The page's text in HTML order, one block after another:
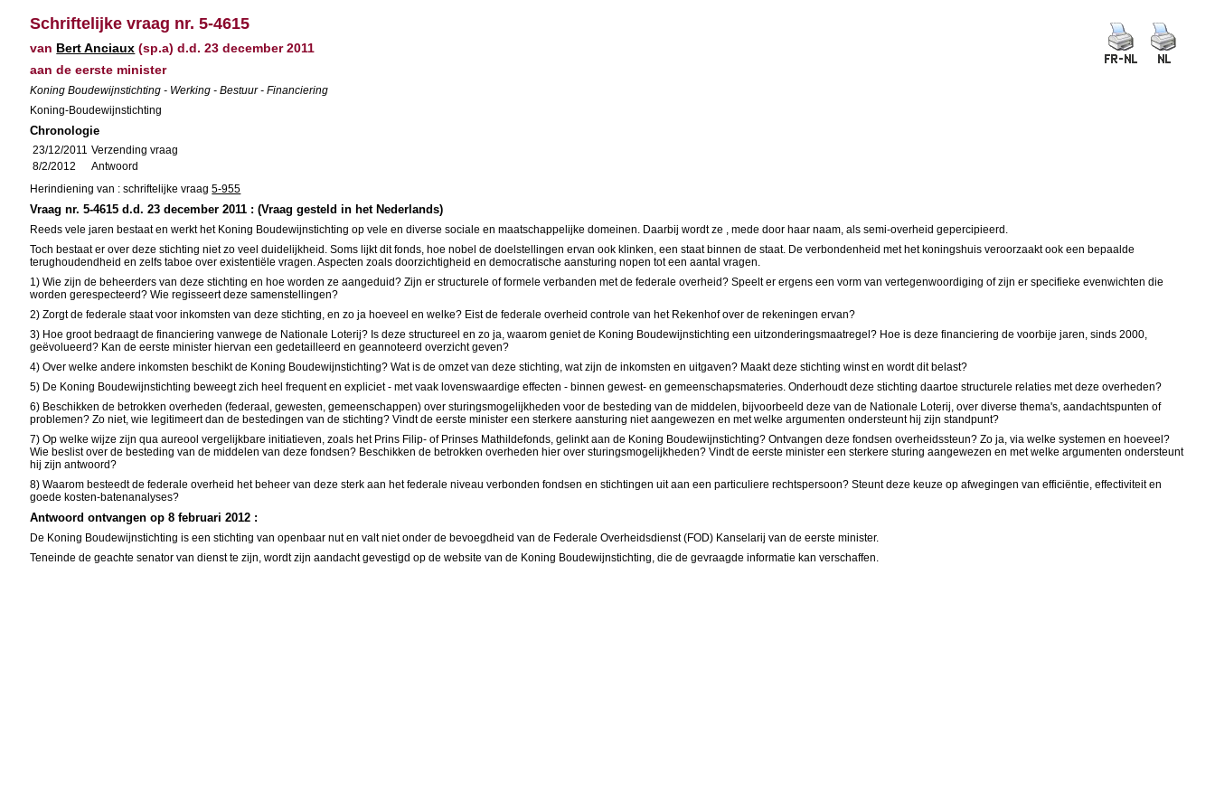
Schriftelijke vraag nr. 5-4615
van Bert Anciaux (sp.a) d.d. 23 december 2011
aan de eerste minister
Koning Boudewijnstichting - Werking - Bestuur - Financiering
Koning-Boudewijnstichting
Chronologie
23/12/2011 Verzending vraag
8/2/2012
Antwoord
Herindiening van : schriftelijke vraag5-955
Vraag nr. 5-4615 d.d. 23 december 2011 : (Vraag gesteld in het Nederlands)
Reeds vele jaren bestaat en werkt het Koning Boudewijnstichting op vele en diverse sociale en maatschappelijke domeinen. Daarbij wordt ze , mede door haar naam, als semi-overheid gepercipieerd.
Toch bestaat er over deze stichting niet zo veel duidelijkheid. Soms lijkt dit fonds, hoe nobel de doelstellingen ervan ook klinken, een staat binnen de staat. De verbondenheid met het koningshuis veroorzaakt ook een bepaalde
terughoudendheid en zelfs taboe over existentiële vragen. Aspecten zoals doorzichtigheid en democratische aansturing nopen tot een aantal vragen.
1) Wie zijn de beheerders van deze stichting en hoe worden ze aangeduid? Zijn er structurele of formele verbanden met de federale overheid? Speelt er ergens een vorm van vertegenwoordiging of zijn er specifieke evenwichten die
worden gerespecteerd? Wie regisseert deze samenstellingen?
2) Zorgt de federale staat voor inkomsten van deze stichting, en zo ja hoeveel en welke? Eist de federale overheid controle van het Rekenhof over de rekeningen ervan?
3) Hoe groot bedraagt de financiering vanwege de Nationale Loterij? Is deze structureel en zo ja, waarom geniet de Koning Boudewijnstichting een uitzonderingsmaatregel? Hoe is deze financiering de voorbije jaren, sinds 2000,
geëvolueerd? Kan de eerste minister hiervan een gedetailleerd en geannoteerd overzicht geven?
4) Over welke andere inkomsten beschikt de Koning Boudewijnstichting? Wat is de omzet van deze stichting, wat zijn de inkomsten en uitgaven? Maakt deze stichting winst en wordt dit belast?
5) De Koning Boudewijnstichting beweegt zich heel frequent en expliciet - met vaak lovenswaardige effecten - binnen gewest- en gemeenschapsmateries. Onderhoudt deze stichting daartoe structurele relaties met deze overheden?
6) Beschikken de betrokken overheden (federaal, gewesten, gemeenschappen) over sturingsmogelijkheden voor de besteding van de middelen, bijvoorbeeld deze van de Nationale Loterij, over diverse thema's, aandachtspunten of
problemen? Zo niet, wie legitimeert dan de bestedingen van de stichting? Vindt de eerste minister een sterkere aansturing niet aangewezen en met welke argumenten ondersteunt hij zijn standpunt?
7) Op welke wijze zijn qua aureool vergelijkbare initiatieven, zoals het Prins Filip- of Prinses Mathildefonds, gelinkt aan de Koning Boudewijnstichting? Ontvangen deze fondsen overheidssteun? Zo ja, via welke systemen en hoeveel?
Wie beslist over de besteding van de middelen van deze fondsen? Beschikken de betrokken overheden hier over sturingsmogelijkheden? Vindt de eerste minister een sterkere sturing aangewezen en met welke argumenten ondersteunt
hij zijn antwoord?
8) Waarom besteedt de federale overheid het beheer van deze sterk aan het federale niveau verbonden fondsen en stichtingen uit aan een particuliere rechtspersoon? Steunt deze keuze op afwegingen van efficiëntie, effectiviteit en
goede kosten-batenanalyses?
Antwoord ontvangen op 8 februari 2012 :
De Koning Boudewijnstichting is een stichting van openbaar nut en valt niet onder de bevoegdheid van de Federale Overheidsdienst (FOD) Kanselarij van de eerste minister.
Teneinde de geachte senator van dienst te zijn, wordt zijn aandacht gevestigd op de website van de Koning Boudewijnstichting, die de gevraagde informatie kan verschaffen.